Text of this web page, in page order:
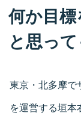
何か目標
と思っ
東京・北多摩で
を運営する垣本